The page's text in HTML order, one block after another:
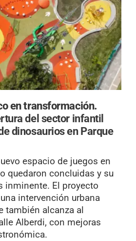
en transformación.
del sector infantil
dinosaurios en Parque
espacio de juegos en
quedaron concluidas y su
inminente. El proyecto
intervención urbana
también alcanza al
Alberdi, con mejoras